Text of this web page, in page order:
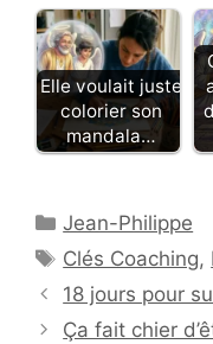
Elle voulait juste
colorier son
mandala…
Catégories
Jean-Philippe
Étiquettes
Clés Coaching,
18 jours pour
Ça fait chier